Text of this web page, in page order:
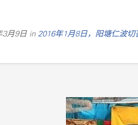
3月9日in 2016年1月8日，阳塘仁波